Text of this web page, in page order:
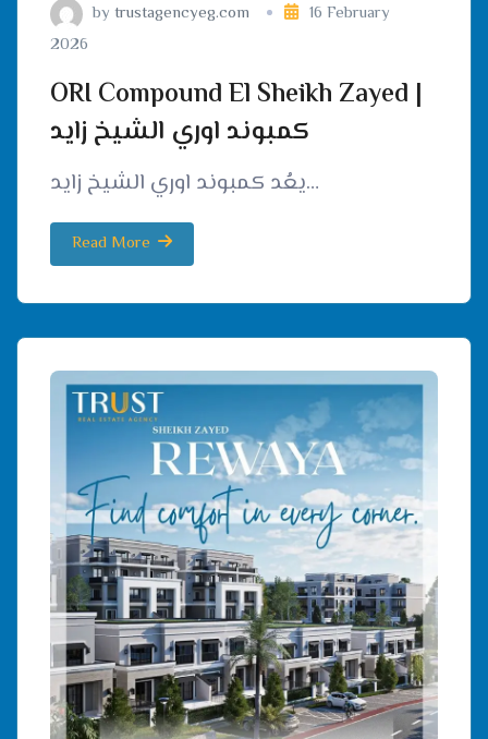
by trustagencyeg.com
16 February
2026
ORI Compound El Sheikh Zayed |
كمبوند اوري الشيخ زايد
يعُد كمبوند اوري الشيخ زايد…
Read More